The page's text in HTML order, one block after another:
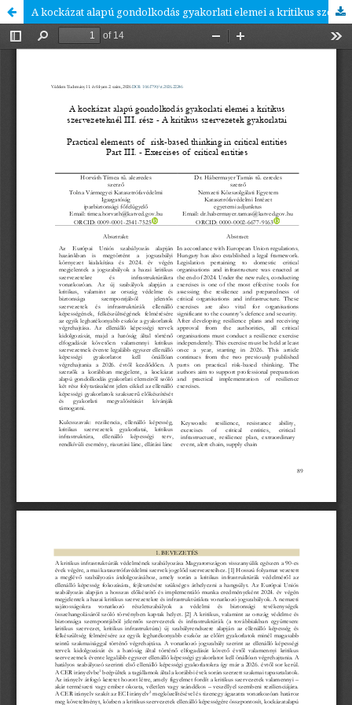
A kockázat alapú gondolkodás gyakorlati elemei a kritikus szervezeteknél III. rész